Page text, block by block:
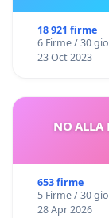
18 921 firme
6 Firme / 30
23 Oct 2023
NO ALLA
653 firme
5 Firme / 30
28 Apr 2026